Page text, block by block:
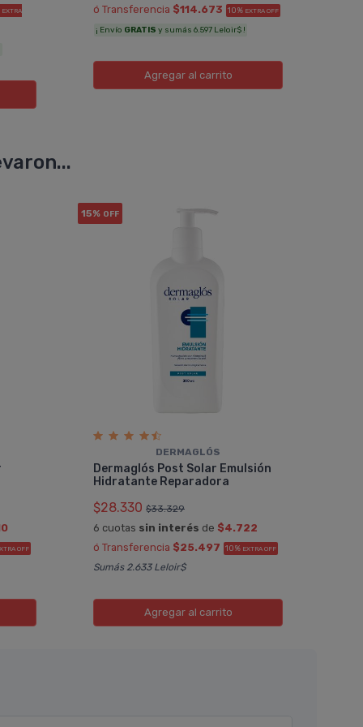
EXTRA
ó Transferencia $114.673 10% EXTRA OFF
¡ Envío GRATIS y sumás 6.597 Leloir$ !
Agregaral carrito
OFF
15% OFF
DERMAGLÓS
Dermaglós Post Solar Emulsión
Hidratante Reparadora
$28.330 $33.329
6 cuotas sin interés de $4.722
ó Transferencia $25.497 10% EXTRA OFF
Sumás 2.633 Leloir$
Agregaral carrito